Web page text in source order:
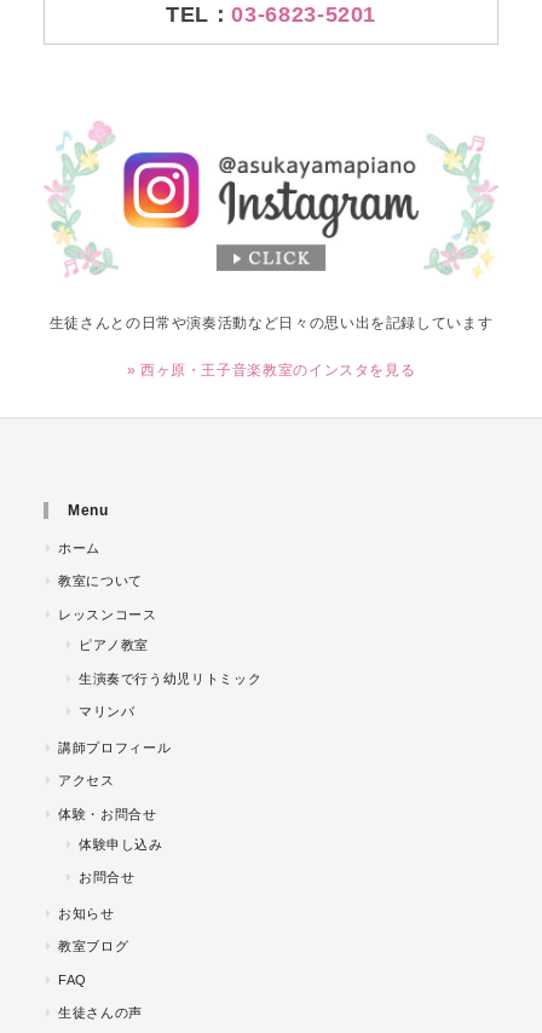
TEL：03-6823-5201
生徒さんとの日常や演奏活動など日々の思い出を記録しています
» 西ヶ原・王子音楽教室のインスタを見る
Menu
ホーム
教室について
レッスンコース
ピアノ教室
生演奏で行う幼児リトミック
マリンバ
講師プロフィール
アクセス
体験・お問合せ
体験申し込み
お問合せ
お知らせ
教室ブログ
FAQ
生徒さんの声